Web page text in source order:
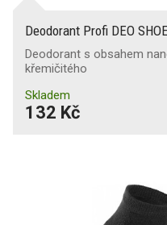
Deodorant Profi DEO
Deodorant s obsahem
křemičitého
Skladem
132 Kč